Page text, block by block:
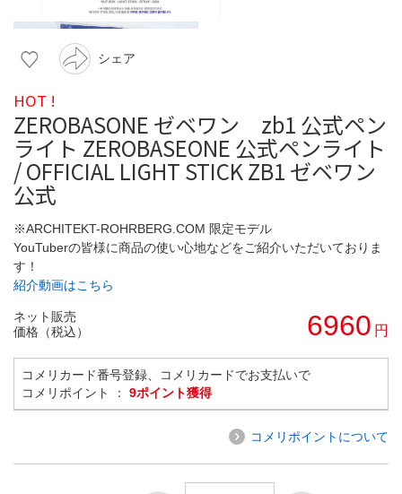
シェア
HOT !
ZEROBASONE ゼベワン zb1 公式ペン
ライト ZEROBASEONE 公式ペンライト
/ OFFICIAL LIGHT STICK ZB1 ゼベワン
公式
※ARCHITEKT-ROHRBERG.COM 限定モデル
YouTuberの皆様に商品の使い心地などをご紹介いただいておりま
す！
紹介動画はこちら
ネット販売
価格（税込）
6960 円
コメリカード番号登録、コメリカードでお支払いで
コメリポイント ： 9ポイント獲得
コメリポイントについて